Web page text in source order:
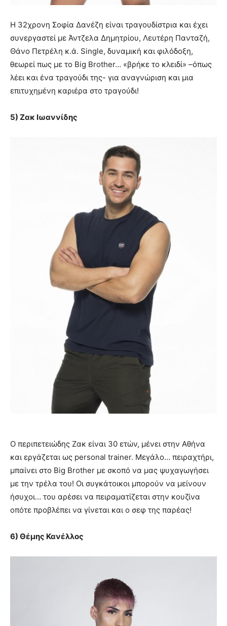
Η 32χρονη Σοφία Δανέζη είναι τραγουδίστρια και έχει
συνεργαστεί με Άντζελα Δημητρίου, Λευτέρη Πανταζή,
Θάνο Πετρέλη κ.ά. Single, δυναμική και φιλόδοξη,
θεωρεί πως με το Big Brother… «βρήκε το κλειδί» –όπως
λέει και ένα τραγούδι της- για αναγνώριση και μια
επιτυχημένη καριέρα στο τραγούδι!
5) Ζακ Ιωαννίδης
Ο περιπετειώδης Ζακ είναι 30 ετών, μένει στην Αθήνα
και εργάζεται ως personal trainer. Μεγάλο… πειραχτήρι,
μπαίνει στο Big Brother με σκοπό να μας ψυχαγωγήσει
με την τρέλα του! Οι συγκάτοικοι μπορούν να μείνουν
ήσυχοι… του αρέσει να πειραματίζεται στην κουζίνα
οπότε προβλέπει να γίνεται και ο σεφ της παρέας!
6) Θέμης Κανέλλος